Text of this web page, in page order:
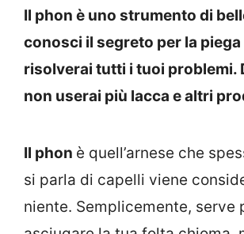
Il phon è uno strumento di
conosci il segreto per la
risolverai tutti i tuoi problemi.
non userai più lacca e altri
Il phon è quell’arnese che
si parla di capelli viene
niente. Semplicemente, serve